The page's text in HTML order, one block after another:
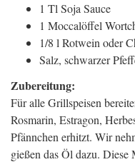
1 Tl Soja Sauce
1 Moccalöffel
1/8 l Rotwein oder
Salz, schwarzer
Zubereitung:
Für alle Grillspeisen
Rosmarin, Estragon,
Pfännchen erhitzt. Wir
gießen das Öl dazu.